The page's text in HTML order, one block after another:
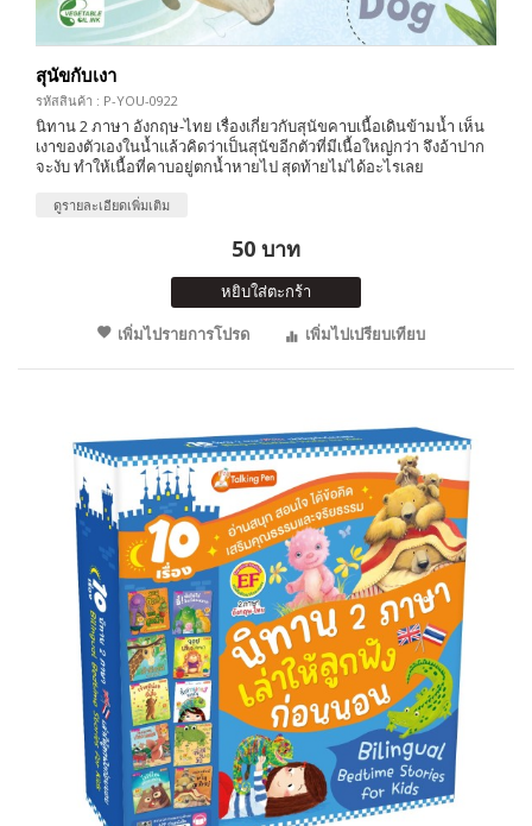
สุนัขกับเงา
รหัสสินค้า : P-YOU-0922
นิทาน 2 ภาษา อังกฤษ-ไทย เรื่องเกี่ยวกับสุนัขคาบเนื้อเดินข้ามน้ำ เห็น
เงาของตัวเองในน้ำแล้วคิดว่าเป็นสุนัขอีกตัวที่มีเนื้อใหญ่กว่า จึงอ้าปาก
จะงับ ทำให้เนื้อที่คาบอยู่ตกน้ำหายไป สุดท้ายไม่ได้อะไรเลย
ดูรายละเอียดเพิ่มเติม
50 บาท
หยิบใส่ตะกร้า
เพิ่มไปรายการโปรด
เพิ่มไปเปรียบเทียบ